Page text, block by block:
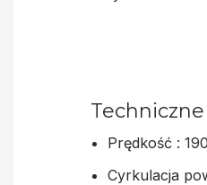
Prędkość :
Cyrkulacja